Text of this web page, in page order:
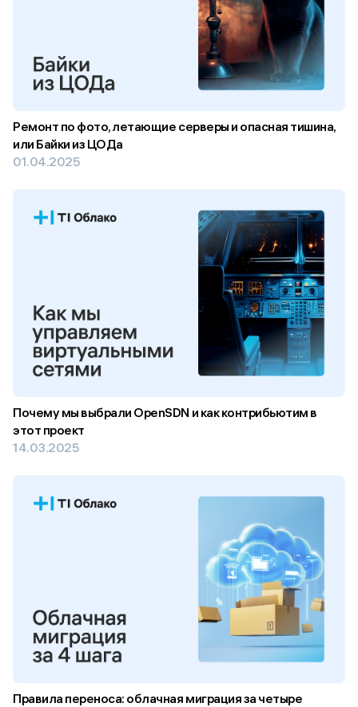
Ремонт по фото, летающие серверы и опасная тишина,
или Байки из ЦОДа
01.04.2025
Почему мы выбрали OpenSDN и как контрибьютим в
этот проект
14.03.2025
Правила переноса: облачная миграция за четыре